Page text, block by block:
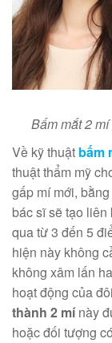
Bấm mắt 2
Về kỹ thuật bấm
thuật thẩm mỹ
gấp mí mới,
bác sĩ sẽ tạo
qua từ 3 đến 5
hiện này không
không xâm lấn
hoạt động của
thành 2 mínày
hoặc đối tượng